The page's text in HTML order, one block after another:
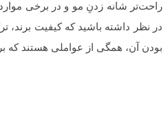
راحت‌تر شانه زدنِ مو و در برخی
در نظر داشته باشید که کیفیت
بودن آن، همگی از عواملی هستند که بر